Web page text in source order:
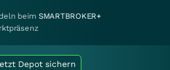
beim SMARTBROKER+
Depot sichern